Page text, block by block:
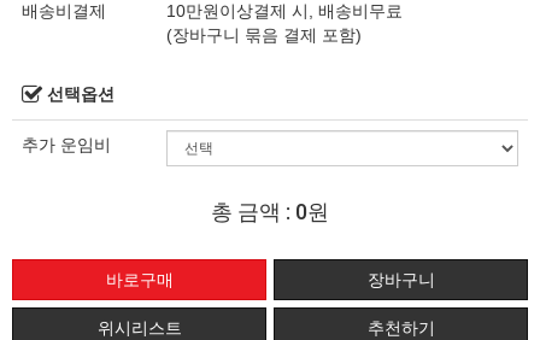
배송비결제
10만원이상결제 시, 배송비무료
(장바구니 묶음 결제 포함)
선택옵션
추가 운임비
총 금액 : 0원
위시리스트 추천하기